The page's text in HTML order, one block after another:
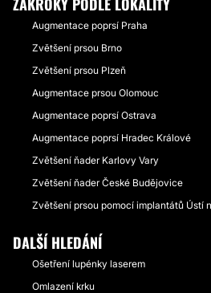
Augmentace poprsí Praha
Zvětšení prsou Brno
Zvětšení prsou Plzeň
Augmentace prsou Olomouc
Augmentace poprsí Ostrava
Augmentace poprsí Hradec Králové
Zvětšení ňader Karlovy Vary
Zvětšení ňader České Budějovice
Zvětšení prsou pomocí implantátů Ústí
DALŠÍ HLEDÁNÍ
Ošetření lupénky laserem
Omlazení krku